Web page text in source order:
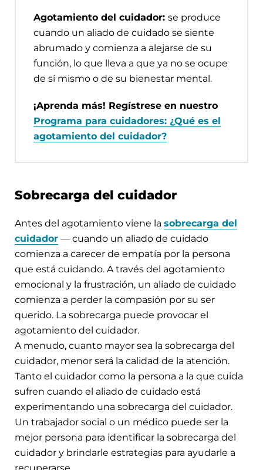
Agotamiento del cuidador: se produce
cuando un aliado de cuidado se siente
abrumado y comienza a alejarse de su
función, lo que lleva a que ya no se ocupe
de sí mismo o de su bienestar mental.
¡Aprenda más! Regístrese en nuestro
Programa para cuidadores: ¿Qué es el
agotamiento del cuidador?
Sobrecarga del cuidador
Antes del agotamiento viene la sobrecarga del
cuidador — cuando un aliado de cuidado
comienza a carecer de empatía por la persona
que está cuidando. A través del agotamiento
emocional y la frustración, un aliado de cuidado
comienza a perder la compasión por su ser
querido. La sobrecarga puede provocar el
agotamiento del cuidador.
A menudo, cuanto mayor sea la sobrecarga del
cuidador, menor será la calidad de la atención.
Tanto el cuidador como la persona a la que cuida
sufren cuando el aliado de cuidado está
experimentando una sobrecarga del cuidador.
Un trabajador social o un médico puede ser la
mejor persona para identificar la sobrecarga del
cuidador y brindarle estrategias para ayudarle a